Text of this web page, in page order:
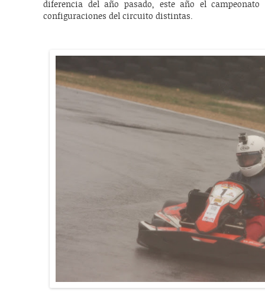
diferencia del año pasado, este año el
configuraciones del circuito distintas.